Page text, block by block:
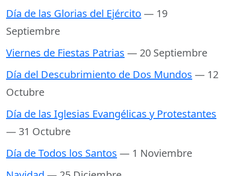
Día de las Glorias del Ejército — 19
Septiembre
Viernes de Fiestas Patrias — 20 Septiembre
Día del Descubrimiento de Dos Mundos — 12
Octubre
Día de las Iglesias Evangélicas y Protestantes
— 31 Octubre
Día de Todos los Santos — 1 Noviembre